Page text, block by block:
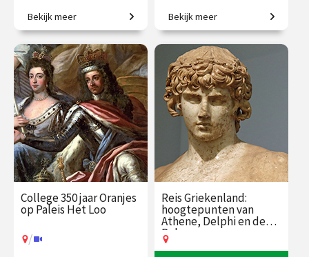
De verhalen achter
Mattheüs, Markus, Lucas en
Johannes.
€ 195.00
vanaf 27
jan.
/ Op locatie of online
Bekijk meer
Politieke en culturele
geschiedenis van een
fascinerende regio.
€ 195.00
vanaf 31
aug.
/ Op locatie of online
Bekijk meer
College 350 jaar Oranjes
op Paleis Het Loo
/
Reis Griekenland:
hoogtepunten van
Athene, Delphi en de
Peloponnesos